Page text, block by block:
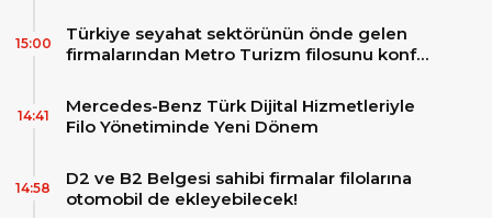
Türkiye seyahat sektörünün önde gelen
firmalarından Metro Turizm filosunu konfor
MAN Skyliner ile güçlendirdi!
15:00
Mercedes-Benz Türk Dijital Hizmetleriyle
Filo Yönetiminde Yeni Dönem
14:41
D2 ve B2 Belgesi sahibi firmalar filolarına
otomobil de ekleyebilecek!
14:58